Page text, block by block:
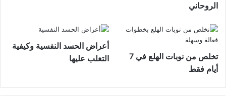
الروحاني
تخلص من نوبات الهلع في 7
أيام فقط
أعراض الحسد النفسية وكيفية
التغلب عليها